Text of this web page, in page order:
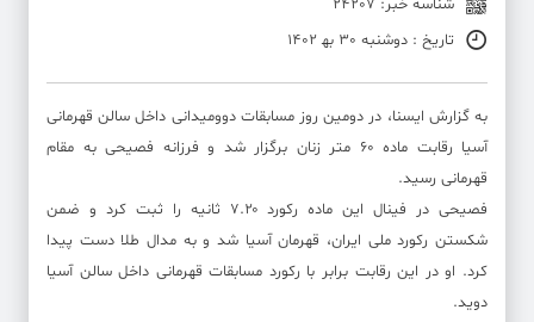
شناسه خبر: 24207
تاریخ : دوشنبه 30 به‍ 1402
به گزارش ایسنا، در دومین روز مسابقات دوومیدانی داخل سالن قهرمانی
آسیا رقابت ماده ۶۰ متر زنان برگزار شد و فرزانه فصیحی به مقام
قهرمانی رسید.
فصیحی در فینال این ماده رکورد ۷.۲۰ ثانیه را ثبت کرد و ضمن
شکستن رکورد ملی ایران، قهرمان آسیا شد و به مدال طلا دست پیدا
کرد. او در این رقابت برابر با رکورد مسابقات قهرمانی داخل سالن آسیا
دوید.